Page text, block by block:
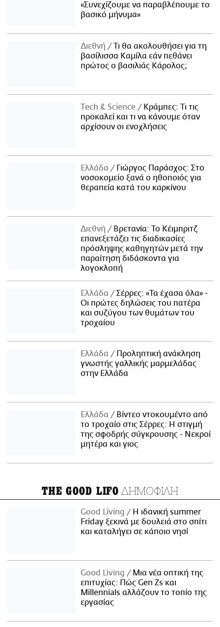
«Συνεχίζουμε να παραβλέπουμε το
βασικό μήνυμα»
Διεθνή
Τι θα ακολουθήσει για τη
βασίλισσα Καμίλα εάν πεθάνει
πρώτος ο βασιλιάς Κάρολος;
Τech & Science
Κράμπες: Τι τις
προκαλεί και τι να κάνουμε όταν
αρχίσουν οι ενοχλήσεις
Ελλάδα
Γιώργος Παράσχος: Στο
νοσοκομείο ξανά ο ηθοποιός για
θεραπεία κατά του καρκίνου
Διεθνή
Βρετανία: Το Κέιμπριτζ
επανεξετάζει τις διαδικασίες
πρόσληψης καθηγητών μετά την
παραίτηση διδάσκοντα για
λογοκλοπή
Ελλάδα
Σέρρες: «Τα έχασα όλα» -
Οι πρώτες δηλώσεις του πατέρα
και συζύγου των θυμάτων του
τροχαίου
Ελλάδα
Προληπτική ανάκληση
γνωστής γαλλικής μαρμελάδας
στην Ελλάδα
Ελλάδα
Βίντεο ντοκουμέντο από
το τροχαίο στις Σέρρες: Η στιγμή
της σφοδρής σύγκρουσης - Νεκροί
μητέρα και γιος
THE GOOD LIFO ΔΗΜΟΦΙΛΗ
Good Living
Η ιδανική summer
Friday ξεκινά με δουλειά στο σπίτι
και καταλήγει σε κάποιο νησί
Good Living
Μια νέα οπτική της
επιτυχίας: Πώς Gen Zs και
Millennials αλλάζουν το τοπίο της
εργασίας